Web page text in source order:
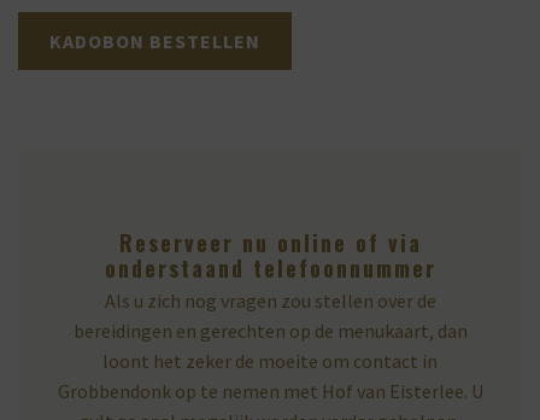
KADOBON BESTELLEN
Reserveer nu online of via
onderstaand telefoonnummer
Als u zich nog vragen zou stellen over de
bereidingen en gerechten op de menukaart, dan
loont het zeker de moeite om contact in
Grobbendonk op te nemen met Hof van Eisterlee. U